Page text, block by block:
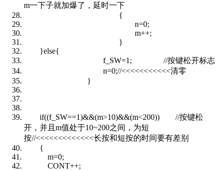
m一下子就加爆了，延时一下
{
n=0;
m++;
}
}else{
f_SW=1; //按键松开标志
n=0;//<<<<<<<<<<<清零
}
if((f_SW==1)&&(m>10)&&(m<200)) //按键松
开，并且m值处于10~200之间，为短
按//<<<<<<<<<<<<<长按和短按的时间要有差别
{
m=0;
CONT++;